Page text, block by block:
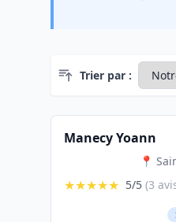
Trier par :
Manecy Yoann
📍
★★★★★ 5/5 (3